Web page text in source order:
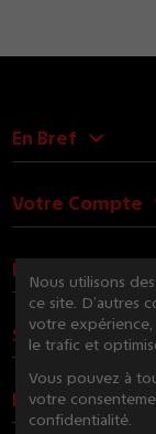
En Bref
Votre Compte
Nous Contacter
Suivez-nous
Newsletter
Nous utilisons
ce site. D’autres
votre
le trafic et
Vous pouvez à
votre
confidentialité.